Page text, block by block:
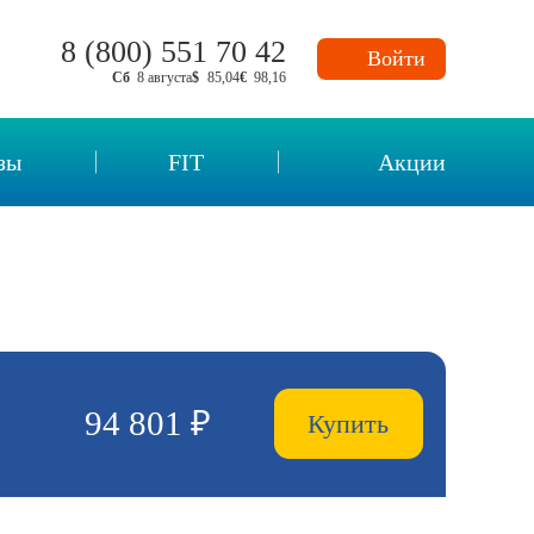
8 (800) 551 70 42
Сб 8 августа$ 85,04€ 98,16
Войти
FIT Акции
94 801 ₽ Купить